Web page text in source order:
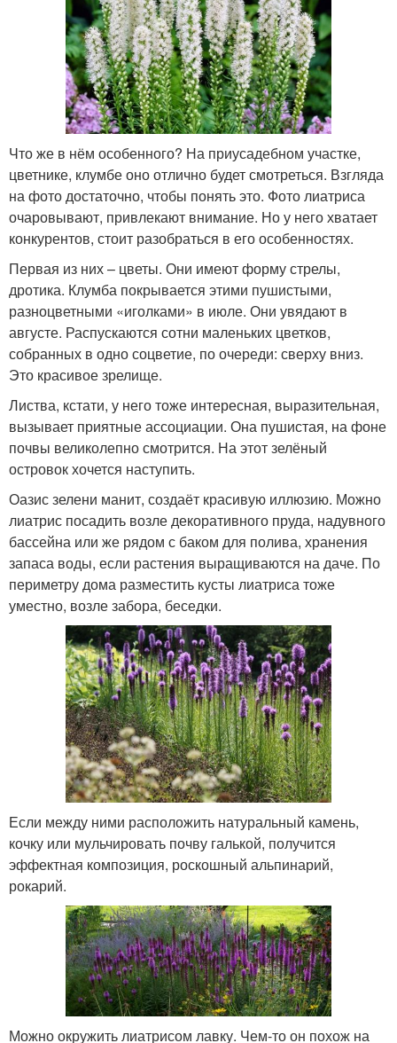
Что же в нём особенного? На приусадебном участке,
цветнике, клумбе оно отлично будет смотреться. Взгляда
на фото достаточно, чтобы понять это. Фото лиатриса
очаровывают, привлекают внимание. Но у него хватает
конкурентов, стоит разобраться в его особенностях.
Первая из них – цветы. Они имеют форму стрелы,
дротика. Клумба покрывается этими пушистыми,
разноцветными «иголками» в июле. Они увядают в
августе. Распускаются сотни маленьких цветков,
собранных в одно соцветие, по очереди: сверху вниз.
Это красивое зрелище.
Листва, кстати, у него тоже интересная, выразительная,
вызывает приятные ассоциации. Она пушистая, на фоне
почвы великолепно смотрится. На этот зелёный
островок хочется наступить.
Оазис зелени манит, создаёт красивую иллюзию. Можно
лиатрис посадить возле декоративного пруда, надувного
бассейна или же рядом с баком для полива, хранения
запаса воды, если растения выращиваются на даче. По
периметру дома разместить кусты лиатриса тоже
уместно, возле забора, беседки.
Если между ними расположить натуральный камень,
кочку или мульчировать почву галькой, получится
эффектная композиция, роскошный альпинарий,
рокарий.
Можно окружить лиатрисом лавку. Чем-то он похож на